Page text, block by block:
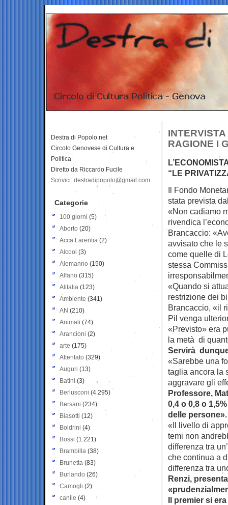
RAGIONE I
“LE
Il Fondo
stata prevista
«Non cadiamo
rivendica
Brancaccio:
avvisato che le
come quelle di
stessa
«Quando si
restrizione dei
Brancaccio, «il
Pil venga
«Previsto» era
la metà di
Servirà
«Sarebbe una
taglia ancora la
aggravare gli
Professore,
0,4 o 0,8 o
delle
«Il livello di
temi non
differenza tra
che continua a
differenza tra
Renzi,
Il premier si
Destra di Popolo.net
Circolo Genovese di Cultura e
Politica
Diretto da Riccardo Fucile
Scrivici: destradipopolo@gmail.com
Categorie
100 giorni (5)
Aborto (20)
Acca Larentia (2)
Alcool (3)
Alemanno (150)
Alfano (315)
Alitalia (123)
Ambiente (341)
AN (210)
Animali (74)
Arancioni (2)
arte (175)
Attentato (329)
Auguri (13)
Batini (3)
Berlusconi (4.295)
Bersani (234)
Biasotti (12)
Boldrini (4)
Bossi (1.221)
Brambilla (38)
Brunetta (83)
Burlando (26)
Camogli (2)
canile (4)